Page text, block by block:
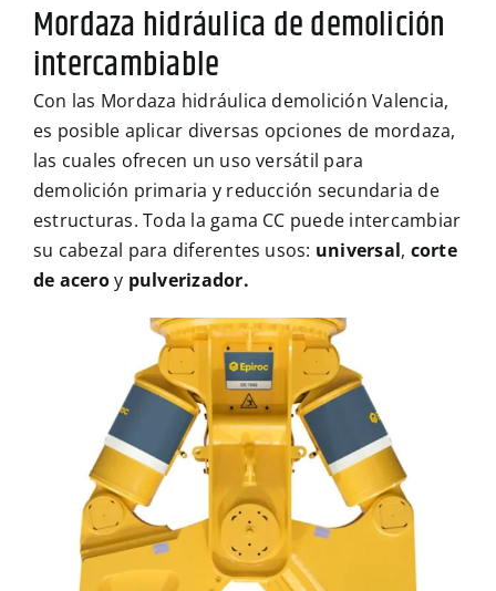
Maquinaria de Ocasión
Noticias
Multimedia
Contacto
Mordaza hidráulica de demolición
intercambiable
Con las Mordaza hidráulica demolición Valencia,
es posible aplicar diversas opciones de mordaza,
las cuales ofrecen un uso versátil para
demolición primaria y reducción secundaria de
estructuras. Toda la gama CC puede intercambiar
su cabezal para diferentes usos: universal, corte
de aceroy pulverizador.